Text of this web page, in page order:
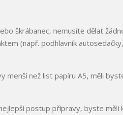
škrábanec, nemusíte dělat
(např. podhlavník
menší než list papíru A5, měli
postup přípravy, byste